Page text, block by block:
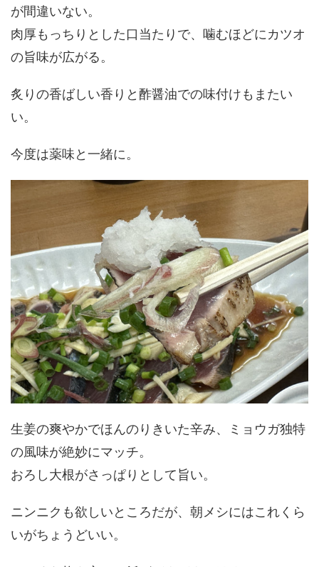
が間違いない。
肉厚もっちりとした口当たりで、噛むほどにカツオ
の旨味が広がる。
炙りの香ばしい香りと酢醤油での味付けもまたい
い。
今度は薬味と一緒に。
生姜の爽やかでほんのりきいた辛み、ミョウガ独特
の風味が絶妙にマッチ。
おろし大根がさっぱりとして旨い。
ニンニクも欲しいところだが、朝メシにはこれくら
いがちょうどいい。